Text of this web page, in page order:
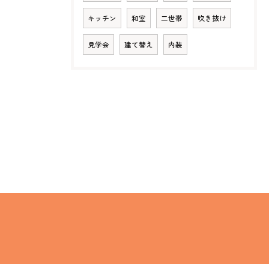
キッチン 和室 二世帯 吹き抜け
見学会 建て替え 内装